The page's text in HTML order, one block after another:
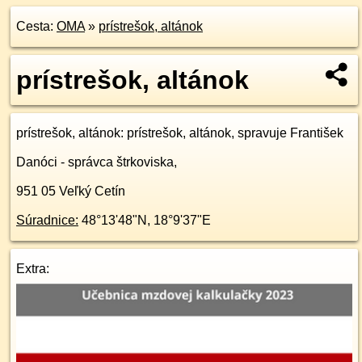
Cesta: OMA» prístrešok, altánok
prístrešok, altánok
prístrešok, altánok: prístrešok, altánok, spravuje František
Danóci - správca štrkoviska,
951 05 Veľký Cetín
Súradnice: 48°13'48"N , 18°9'37"E
Extra: